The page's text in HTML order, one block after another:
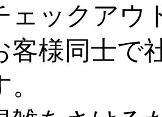
ェックア
客様同士で